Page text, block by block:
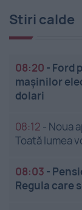
Stiri calde
08:20 - Ford
mașinilor
dolari
08:12 - Noua
Toată lumea
08:03 -
Regula care